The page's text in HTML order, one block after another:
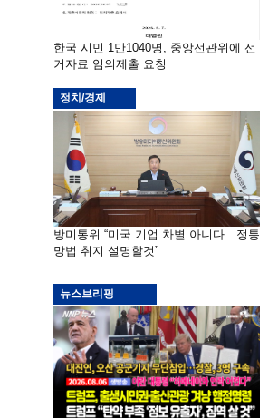
한국 시민 1만1040명, 중앙선관위에 선
거자료 임의제출 요청
정치/경제
방미통위 “미국 기업 차별 아니다…정통
망법 취지 설명할것”
뉴스브리핑